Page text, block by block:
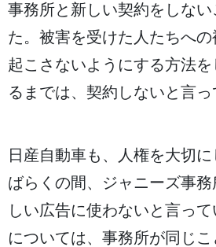
事務所と 新しい契約をしない
た。 被害を受けた 人 たちへの
起こさないようにする方法を
るまでは、 契約 しないと言っ
日産自動車も、 人権を大切
ばらくの間 、ジャニーズ事務
しい広告に使わないと言っ
については、 事務所が同 じ